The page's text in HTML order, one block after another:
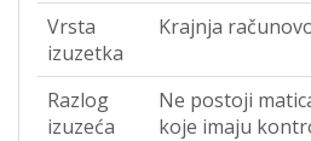
Vrsta
izuzetka
Krajnja
Razlog
izuzeća
Ne postoji
koje imaju